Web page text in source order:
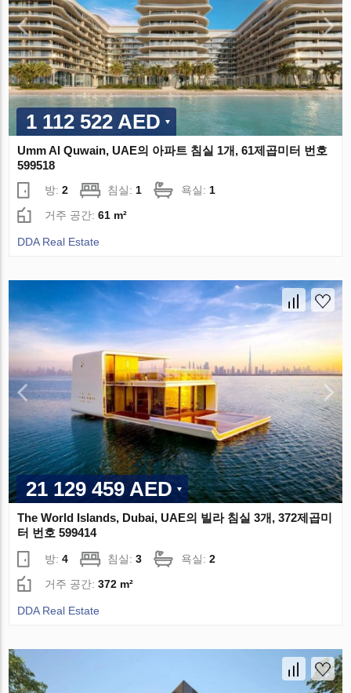
1 112 522 AED
Umm Al Quwain, UAE의 아파트 침실 1개, 61제곱미터 번호
599518
방:2 침실:1 욕실:1
거주 공간:61 m²
DDA Real Estate
21 129 459 AED
The World Islands, Dubai, UAE의 빌라 침실 3개, 372제곱미
터 번호 599414
방:4 침실:3 욕실:2
거주 공간:372 m²
DDA Real Estate